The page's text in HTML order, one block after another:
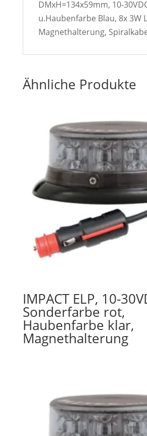
DMxH=134x59mm, 10-
u.Haubenfarbe Blau, 8x 3W
Magnethalterung,
Ähnliche Produkte
IMPACT ELP, 10-
Sonderfarbe rot,
Haubenfarbe klar,
Magnethalterung